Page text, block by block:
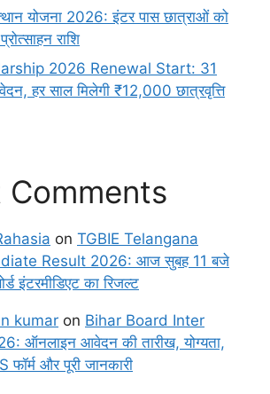
योजना 2026: इंटर पास छात्राओं को
राशि
2026 Renewal Start: 31
हर साल मिलेगी ₹12,000 छात्रवृत्ति
Comments
on TGBIE Telangana
Result 2026: आज सुबह 11 बजे
इंटरमीडिएट का रिजल्ट
kumar on Bihar Board Inter
ऑनलाइन आवेदन की तारीख, योग्यता,
फॉर्म और पूरी जानकारी